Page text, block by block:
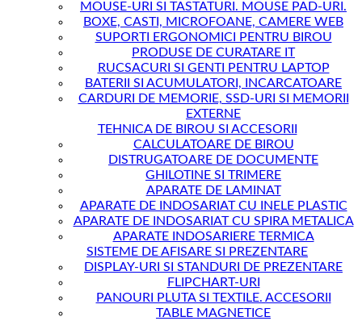
MOUSE-URI SI TASTATURI. MOUSE PAD-URI.
BOXE, CASTI, MICROFOANE, CAMERE WEB
SUPORTI ERGONOMICI PENTRU BIROU
PRODUSE DE CURATARE IT
RUCSACURI SI GENTI PENTRU LAPTOP
BATERII SI ACUMULATORI, INCARCATOARE
CARDURI DE MEMORIE, SSD-URI SI MEMORII
EXTERNE
TEHNICA DE BIROU SI ACCESORII
CALCULATOARE DE BIROU
DISTRUGATOARE DE DOCUMENTE
GHILOTINE SI TRIMERE
APARATE DE LAMINAT
APARATE DE INDOSARIAT CU INELE PLASTIC
APARATE DE INDOSARIAT CU SPIRA METALICA
APARATE INDOSARIERE TERMICA
SISTEME DE AFISARE SI PREZENTARE
DISPLAY-URI SI STANDURI DE PREZENTARE
FLIPCHART-URI
PANOURI PLUTA SI TEXTILE. ACCESORII
TABLE MAGNETICE